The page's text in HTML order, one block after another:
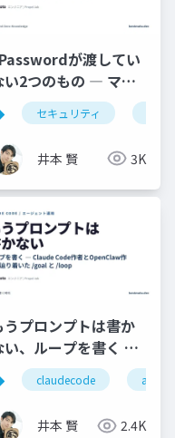
rtx4070 qwen
が渡してい
い2つのもの ― マス
ーパスワードと、チ
ム共有鍵
セキュリティ
井本 賢 3K
gpu ollama
うプロンプトは書か
い、ループを書く ―
Code作者と
作者が辿り
着いた /goal と /loop
claudecode aiエ
井本 賢 2.4K